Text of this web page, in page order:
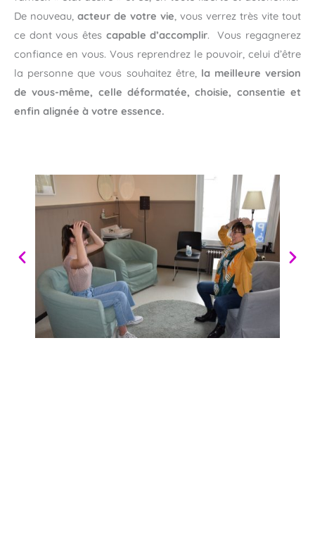
De nouveau, acteur de votre vie, vous verrez très vite tout
ce dont vous êtes capable d’accomplir. Vous regagnerez
confiance en vous. Vous reprendrez le pouvoir, celui d’être
la personne que vous souhaitez être, la meilleure version
de vous-même, celle déformatée, choisie, consentie et
enfin alignée à votre essence.